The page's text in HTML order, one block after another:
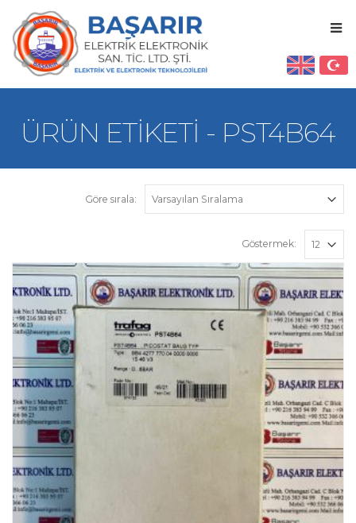
ÜRÜN ETIKETI - PST4B64
Göre sırala:
Göstermek: